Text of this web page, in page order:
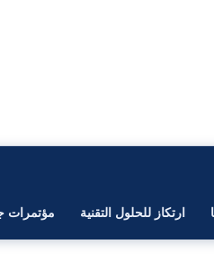
ارتكاز للحلول التقنية مؤتمرات